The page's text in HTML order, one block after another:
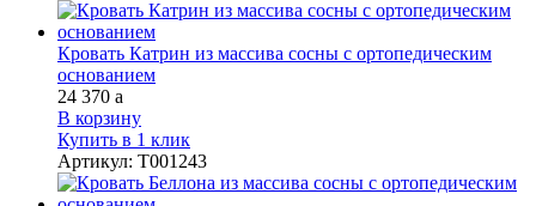
Кровать Катрин из массива сосны с ортопедическим
основанием
24 370 a
В корзину
Купить в 1 клик
Артикул: Т001243